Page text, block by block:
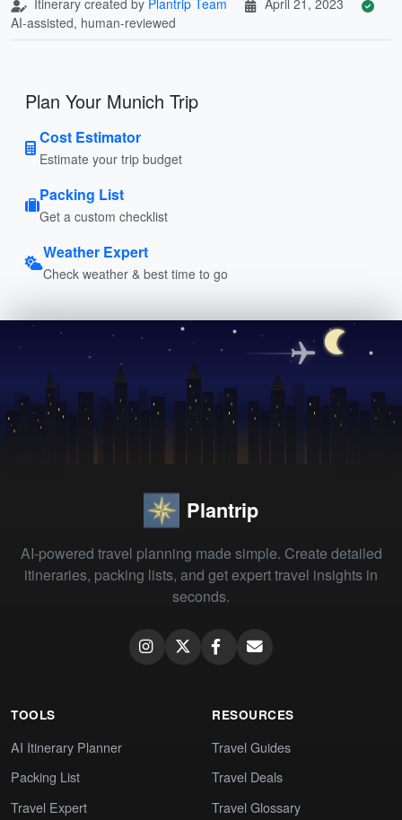
AI-assisted, human-reviewed
Plan Your Munich Trip
Cost Estimator
Estimate your trip budget
Packing List
Get a custom checklist
Weather Expert
Check weather & best time to go
Plantrip
AI-powered travel planning made simple. Create detailed
itineraries, packing lists, and get expert travel insights in
seconds.
TOOLS
AI Itinerary Planner
Packing List
Travel Expert
RESOURCES
Travel Guides
Travel Deals
Travel Glossary